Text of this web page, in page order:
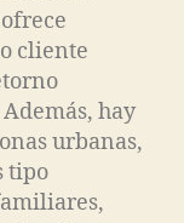
cliente
hay
urbanas,
tipo